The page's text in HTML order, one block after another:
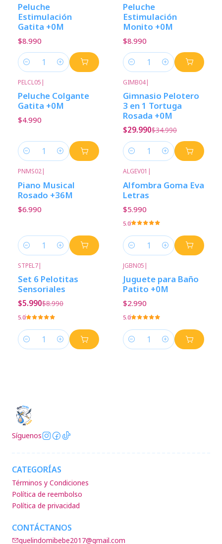
Peluche
Estimulación
Gatita +0M
$8.990
Cantidad
Peluche
Estimulación
Monito +0M
$8.990
Cantidad
PELCL05 |
Peluche Colgante
Gatita +0M
$4.990
Cantidad
GIMB04|
Gimnasio Pelotero
3 en 1 Tortuga
Rosada +0M
$29.990$34.990
Cantidad
PNMS02|
Piano Musical
Rosado +36M
$6.990
Cantidad
ALGEV01 |
Alfombra Goma Eva
Letras
$5.990
5.0
Cantidad
STPEL7|
Set 6 Pelotitas
Sensoriales
$5.990$8.990
5.0
Cantidad
JGBN05 |
Juguete para Baño
Patito +0M
$2.990
5.0
Cantidad
Síguenos
CATEGORÍAS
Términos y Condiciones
Política de reembolso
Política de privacidad
CONTÁCTANOS
quelindomibebe2017@gmail.com